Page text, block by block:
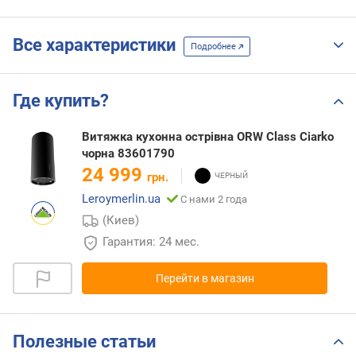
Все характеристики Подробнее
Где купить?
Витяжка кухонна острівна ORW Class Ciarko
чорна 83601790
24 999 грн.
Leroymerlin.ua
С нами 2 года
(Киев)
Гарантия: 24 мес.
Перейти в магазин
Полезные статьи